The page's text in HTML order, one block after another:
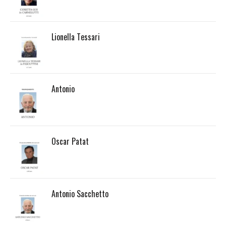
Lionella Tessari
Antonio
Oscar Patat
Antonio Sacchetto